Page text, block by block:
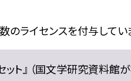
のライセンスを付与してい
ット』 （国文学研究資料